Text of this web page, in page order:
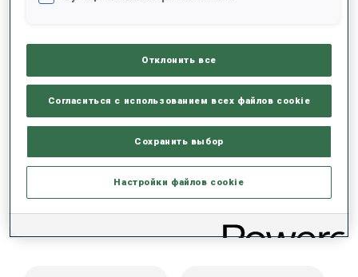
РЕЗУЛЬТАТЫ - ТЕНДЕНЦИЯ
КОМАНДА КУБКА IBU (SWE) МУЖЧИНЫ
Отклонить все
Согласиться с использованием всех файлов cookie
Сохранить выбор
Настройки файлов cookie